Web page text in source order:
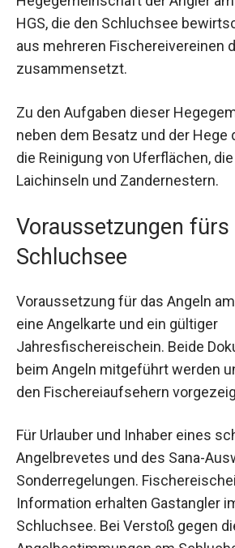
HGS, die den Schluchsee
aus mehreren Fischereivereinen
zusammensetzt.
Zu den Aufgaben dieser
neben dem Besatz und der Hege
die Reinigung von Uferflächen,
Laichinseln und Zandernestern.
Voraussetzungen fürs
Schluchsee
Voraussetzung für das Angeln
eine Angelkarte und ein gültiger
Jahresfischereischein. Beide
beim Angeln mitgeführt werden
den Fischereiaufsehern
Für Urlauber und Inhaber eines
Angelbrevetes und des Sana-
Sonderregelungen.
Information erhalten Gastangler
Schluchsee. Bei Verstoß gegen